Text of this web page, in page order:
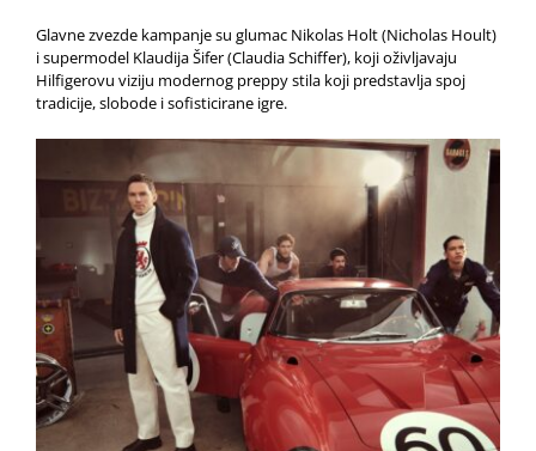
Glavne zvezde kampanje su glumac Nikolas Holt (Nicholas Hoult)
i supermodel Klaudija Šifer (Claudia Schiffer), koji oživljavaju
Hilfigerovu viziju modernog preppy stila koji predstavlja spoj
tradicije, slobode i sofisticirane igre.